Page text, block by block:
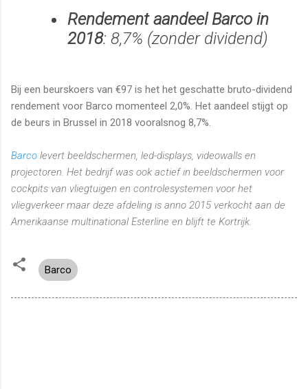
Rendement aandeel Barco in
2018: 8,7% (zonder dividend)
Bij een beurskoers van €97 is het het geschatte bruto-dividend
rendement voor Barco momenteel 2,0%. Het aandeel stijgt op
de beurs in Brussel in 2018 vooralsnog 8,7%.
Barco levert beeldschermen, led-displays, videowalls en
projectoren. Het bedrijf was ook actief in beeldschermen voor
cockpits van vliegtuigen en controlesystemen voor het
vliegverkeer maar deze afdeling is anno 2015 verkocht aan de
Amerikaanse multinational Esterline en blijft te Kortrijk.
Barco